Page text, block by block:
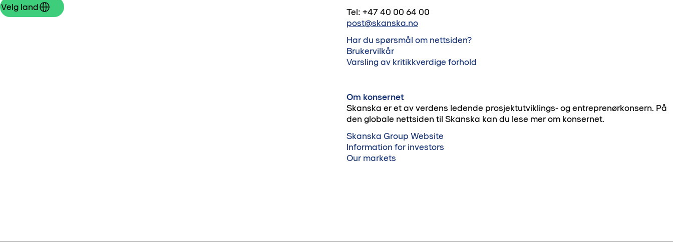
Velg land
Tel: +47 40 00 64 00
post@skanska.no
Har du spørsmål om nettsiden?
Brukervilkår
Varsling av kritikkverdige forhold
Om konsernet
Skanska er et av verdens ledende prosjektutviklings- og entreprenørkonsern. På
den globale nettsiden til Skanska kan du lese mer om konsernet.
Skanska Group Website
Information for investors
Our markets